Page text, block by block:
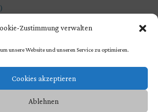
Zustimmung verwalten
unsere Website und unseren Service zu optimieren.
Cookies akzeptieren
Ablehnen